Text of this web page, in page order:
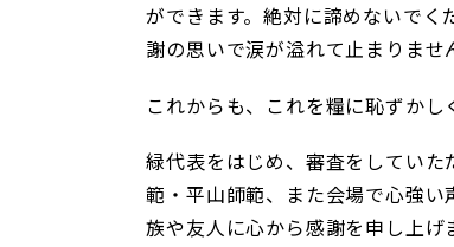
ができます。絶対に諦めないで
謝の思いで涙が溢れて止まりませ
これからも、これを糧に恥ずかし
緑代表をはじめ、審査をしてい
範・平山師範、また会場で心強
族や友人に心から感謝を申し上げ